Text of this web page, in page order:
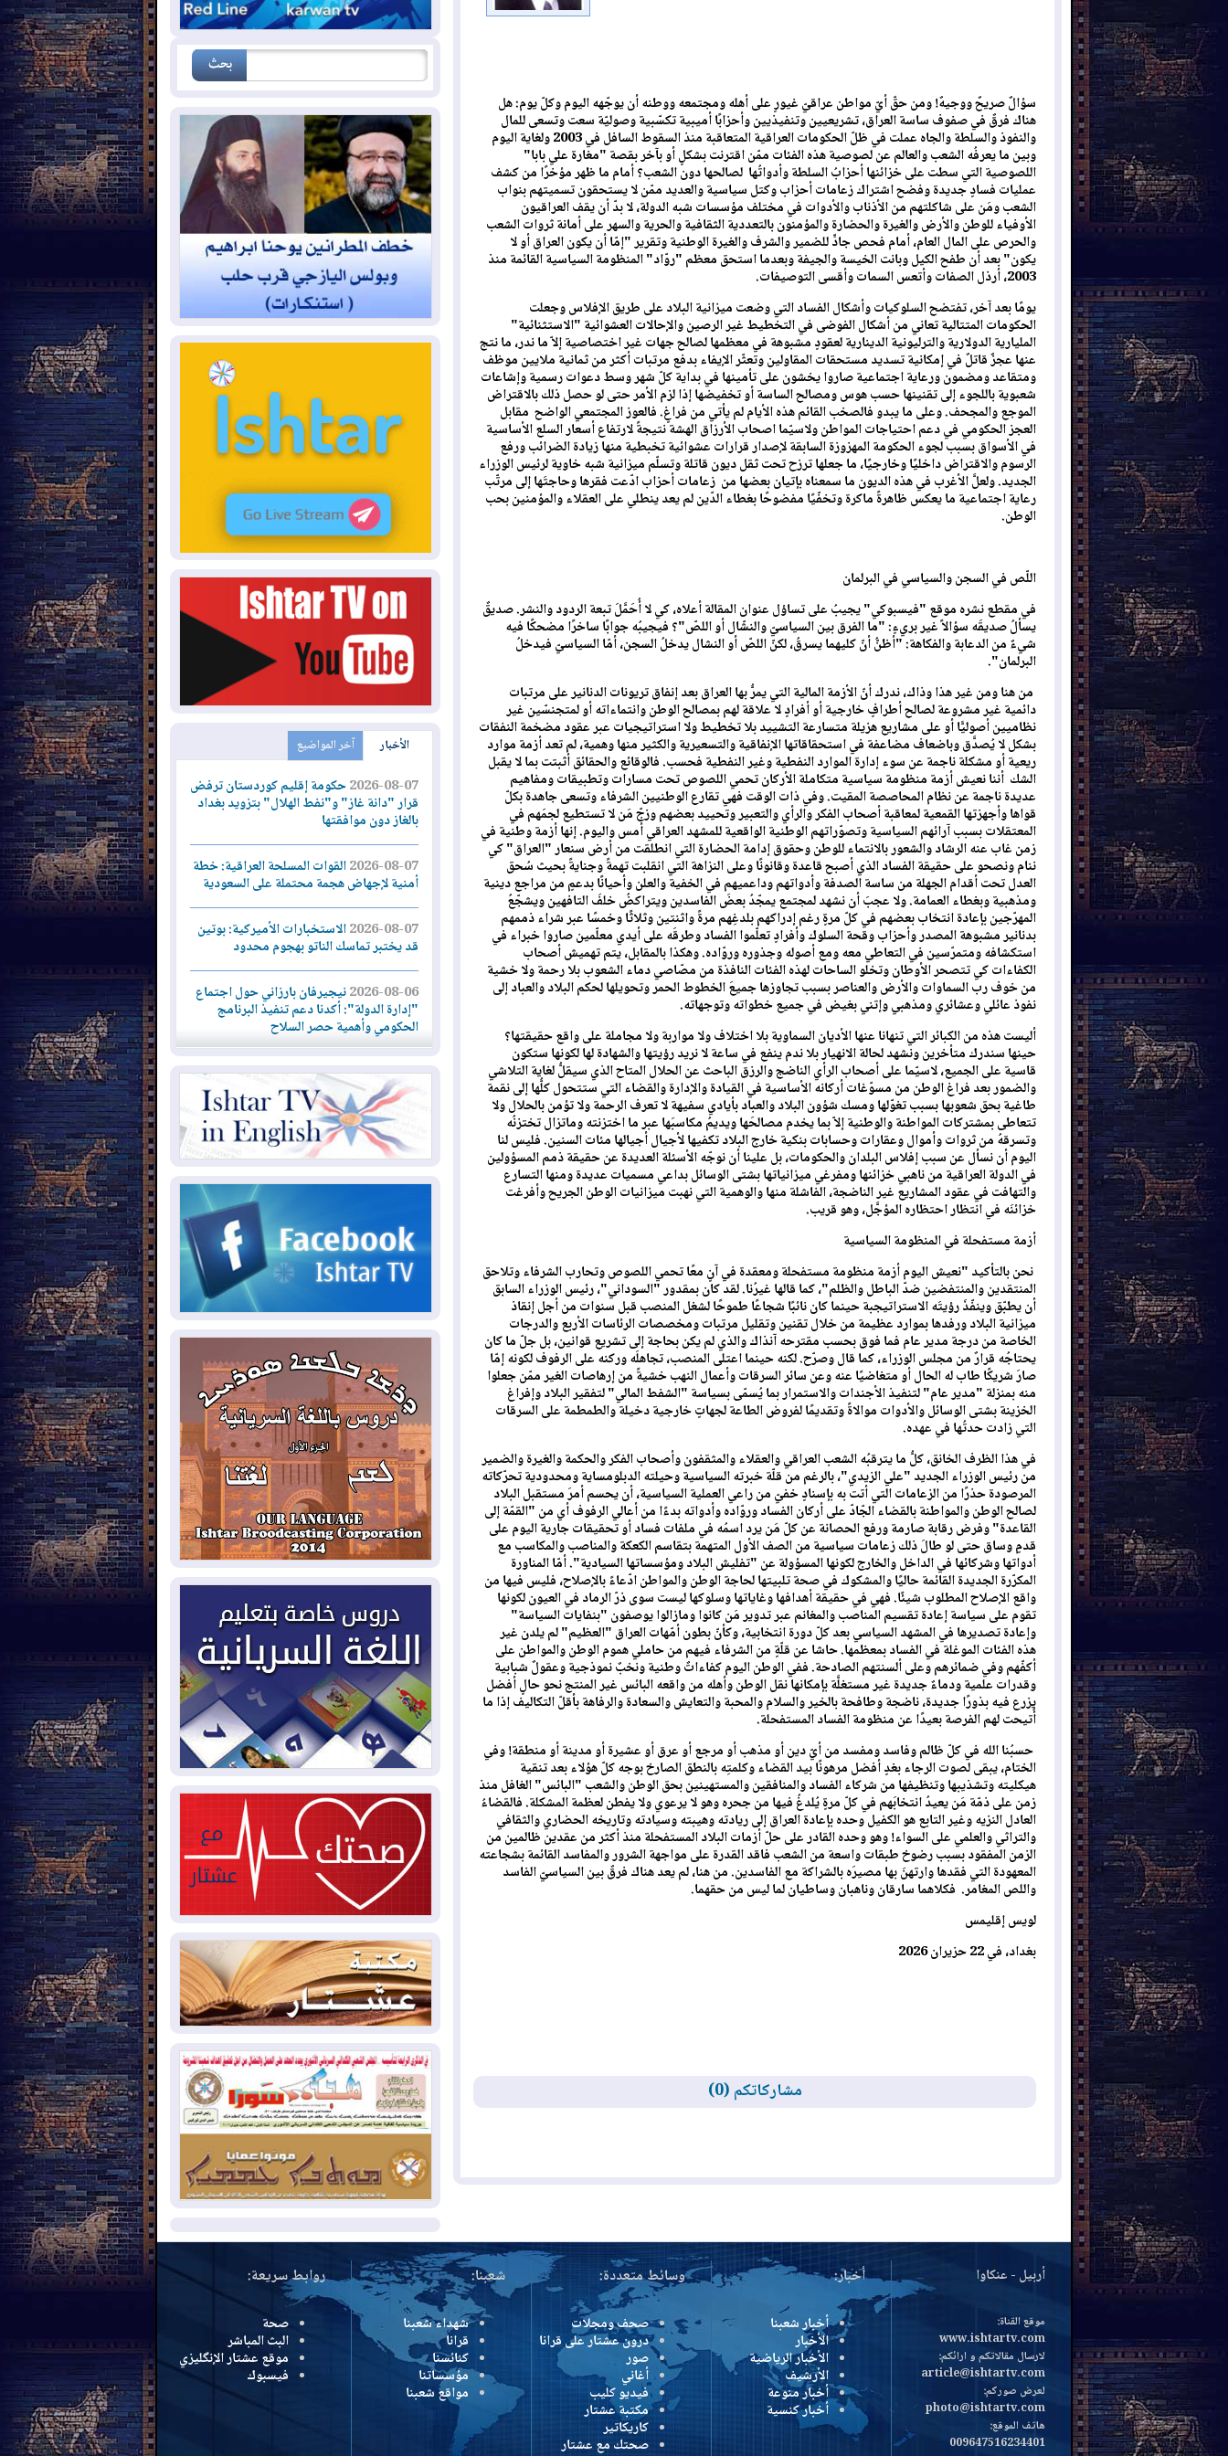
سؤالٌ صريحٌ ووجيهٌ! ومن حقّ أيّ مواطن عراقيّ غيورٍ على أهله ومجتمعه ووطنه أن يوجّهه اليوم وكلّ يوم: هل
هناك فرقٌ في صفوف ساسة العراق، تشريعيين وتنفيذيين وأحزابًا أميبية تكسّبية وصوليّة سعت وتسعى للمال
والنفوذ والسلطة والجاه عملت في ظلّ الحكومات العراقية المتعاقبة منذ السقوط السافل في 2003 ولغاية اليوم
وبين ما يعرفُه الشعب والعالم عن لصوصية هذه الفئات ممّن اقترنت بشكلٍ أو بآخر بقصة "مغارة علي بابا"
اللصوصية التي سطت على خزائنها أحزابُ السلطة وأدواتُها لصالحها دون الشعب؟ أمام ما ظهر مؤخرًا من كشف
عمليات فسادٍ جديدة وفضح اشتراك زعامات أحزاب وكتل سياسية والعديد ممّن لا يستحقون تسميتهم بنواب
الشعب ومَن على شاكلتهم من الأذناب والأدوات في مختلف مؤسسات شبه الدولة، لا بدّ أن يقف العراقيون
الأوفياء للوطن والأرض والغيرة والحضارة والمؤمنون بالتعددية الثقافية والحرية والسهر على أمانة ثروات الشعب
والحرص على المال العام، أمام فحص جادٍّ للضمير والشرف والغيرة الوطنية وتقرير "إمّا أن يكون العراق أو لا
يكون" بعد أن طفح الكيل وبانت الخيسة والجيفة وبعدما استحق معظم "روّاد" المنظومة السياسية القائمة منذ
2003، أرذل الصفات وأتعس السمات وأقسى التوصيفات.
يومًا بعد آخر، تفتضح السلوكيات وأشكال الفساد التي وضعت ميزانية البلاد على طريق الإفلاس وجعلت
الحكومات المتتالية تعاني من أشكال الفوضى في التخطيط غير الرصين والإحالات العشوائية "الاستثنائية"
المليارية الدولارية والترليونية الدينارية لعقودٍ مشبوهة في معظمها لصالح جهات غير اختصاصية إلاّ ما ندر، ما نتج
عنها عجزٌ قاتلٌ في إمكانية تسديد مستحقات المقاولين وتعثّر الإيفاء بدفع مرتبات أكثر من ثمانية ملايين موظف
ومتقاعد ومضمون ورعاية اجتماعية صاروا يخشون على تأمينها في بداية كلّ شهر وسط دعوات رسمية وإشاعات
شعبوية باللجوء إلى تقنينها حسب هوس ومصالح الساسة أو تخفيضها إذا لزم الأمر حتى لو حصل ذلك بالاقتراض
الموجع والمجحف. وعلى ما يبدو فالصخب القائم هذه الأيام لم يأتي من فراغٍ. فالعوز المجتمعي الواضح مقابل
العجز الحكومي في دعم احتياجات المواطن ولاسيّما اصحاب الأرزاق الهشة نتيجةً لارتفاع أسعار السلع الأساسية
في الأسواق بسبب لجوء الحكومة المهزوزة السابقة لإصدار قرارات عشوائية تخبطية منها زيادة الضرائب ورفع
الرسوم والاقتراض داخليًا وخارجيًا، ما جعلها ترزح تحت ثقل ديون قاتلة وتسلّم ميزانية شبه خاوية لرئيس الوزراء
الجديد. ولعلَّ الأغرب في هذه الديون ما سمعناه بإتيان بعضها من زعامات أحزاب ادّعت فقرها وحاجتَها إلى مرتّب
رعاية اجتماعية ما يعكس ظاهرةً ماكرة وتخفّيًا مفضوحًا بغطاء الدّين لم يعد ينطلي على العقلاء والمؤمنين بحب
الوطن.
اللّص في السجن والسياسي في البرلمان
في مقطع نشره موقع "فيسبوكي" يجيبُ على تساؤل عنوان المقالة أعلاه، كي لا أُحَمَّلَ تبعة الردود والنشر. صديقٌ
يسألُ صديقَه سؤالاً غير بريءٍ: "ما الفرق بين السياسيّ والنشّال أو اللصّ"؟ فيجيبُه جوابًا ساخرًا مضحكًا فيه
شيءٌ من الدعابة والفكاهة: "أظنُّ أنّ كليهما يسرقُ، لكنّ اللصّ أو النشال يدخلُ السجن، أمّا السياسيّ فيدخلُ
البرلمان".
من هنا ومن غير هذا وذاك، ندرك أنّ الأزمة المالية التي يمرُّ بها العراق بعد إنفاق تريونات الدنانير على مرتبات
دائمية غير مشروعة لصالح أطرافٍ خارجية أو أفرادٍ لا علاقة لهم بمصالح الوطن وانتماءاته أو لمتجنسّين غير
نظاميين أصوليًّا أو على مشاريع هزيلة متسارعة التشييد بلا تخطيط ولا استراتيجيات عبر عقود مضخمة النفقات
بشكل لا يُصدَّق وباضعاف مضاعفة في استحقاقاتها الإنفاقية والتسعيرية والكثير منها وهمية، لم تعد أزمة موارد
ريعية أو مشكلة ناجمة عن سوء إدارة الموارد النفطية وغير النفطية فحسب. فالوقائع والحقائق أثبتت بما لا يقبل
الشك أننا نعيش أزمة منظومة سياسية متكاملة الأركان تحمي اللصوص تحت مسارات وتطبيقات ومفاهيم
عديدة ناجمة عن نظام المحاصصة المقيت. وفي ذات الوقت فهي تقارع الوطنيين الشرفاء وتسعى جاهدة بكلّ
قواها وأجهزتها القمعية لمعاقبة أصحاب الفكر والرأي والتعبير وتحييد بعضهم وزجّ مَن لا تستطيع لجمَهم في
المعتقلات بسبب آرائهم السياسية وتصوّراتهم الوطنية الواقعية للمشهد العراقي أمس واليوم. إنها أزمة وطنية في
زمن غاب عنه الرشاد والشعور بالانتماء للوطن وحقوق إدامة الحضارة التي انطلقت من أرض سنعار "العراق" كي
ننام ونصحو على حقيقة الفساد الذي أصبح قاعدة وقانونًا وعلى النزاهة التي انقلبت تهمةً وجنايةً بحيث سُحق
العدل تحت أقدام الجهلة من ساسة الصدفة وأدواتهم وداعميهم في الخفية والعلن وأحيانًا بدعمٍ من مراجع دينية
ومذهبية وبغطاء العمامة. ولا عجبَ أن نشهد لمجتمع يمجّدُ بعضَ الفاسدين ويتراكضُ خلفَ التافهين ويشجّعُ
المهرّجين بإعادة انتخاب بعضهم في كلّ مرةٍ رغم إدراكهم بلدغِهم مرةً واثنتين وثلاثًا وخمسًا عبر شراء ذممهم
بدنانير مشبوهة المصدر وأحزاب وقحة السلوك وأفرادٍ تعلّموا الفساد وطرقَه على أيدي معلّمين صاروا خبراء في
استكشافه ومتمرّسين في التعاطي معه ومع أصوله وجذوره وروّاده. وهكذا بالمقابل، يتم تهميش أصحاب
الكفاءات كي تتصحر الأوطان وتخلو الساحات لهذه الفئات النافذة من مصّاصي دماء الشعوب بلا رحمة ولا خشية
من خوف رب السماوات والأرض والعناصر بسبب تجاوزها جميعَ الخطوط الحمر وتحويلها لحكم البلاد والعباد إلى
نفوذ عائلي وعشائري ومذهبي وإتني بغيض في جميع خطواته وتوجهاته.
أليست هذه من الكبائر التي تنهانا عنها الأديان السماوية بلا اختلاف ولا مواربة ولا مجاملة على واقع حقيقتها؟
حينها سندرك متأخرين ونشهد لحالة الانهيار بلا ندم ينفع في ساعة لا نريد رؤيتها والشهادة لها لكونها ستكون
قاسية على الجميع، لاسيّما على أصحاب الرأي الناضج والرزق الباحث عن الحلال المتاح الذي سيقلُّ لغاية التلاشي
والضمور بعد فراغ الوطن من مسوّغات أركانه الأساسية في القيادة والإدارة والقضاء التي ستتحول كلُّها إلى نقمة
طاغية بحق شعوبها بسبب تغوّلها ومسك شؤون البلاد والعباد بأيادي سفيهة لا تعرف الرحمة ولا تؤمن بالحلال ولا
تتعاطى بمشتركات المواطنة والوطنية إلاّ بما يخدم مصالحَها ويديمُ مكاسبَها عبر ما اختزنته وماتزال تختزنُه
وتسرقهُ من ثروات وأموال وعقارات وحسابات بنكية خارج البلاد تكفيها لأجيال أجيالها مئات السنين. فليس لنا
اليوم أن نسأل عن سبب إفلاس البلدان والحكومات، بل علينا أن نوجّه الأسئلة العديدة عن حقيقة ذمم المسؤولين
في الدولة العراقية من ناهبي خزائنها ومفرغي ميزانياتها بشتى الوسائل بداعي مسميات عديدة ومنها التسارع
والتهافت في عقود المشاريع غير الناضجة، الفاشلة منها والوهمية التي نهبت ميزانيات الوطن الجريح وأفرغت
خزائنَه في انتظار احتظاره المؤجَّل، وهو قريب.
أزمة مستفحلة في المنظومة السياسية
نحن بالتأكيد "نعيش اليوم أزمة منظومة مستفحلة ومعقدة في آنٍ معًا تحمي اللصوص وتحارب الشرفاء وتلاحق
المنتقدين والمنتفضين ضدّ الباطل والظلم"، كما قالها غيرُنا. لقد كان بمقدور "السوداني"، رئيس الوزراء السابق
أن يطبّق وينفّذَ رؤيتَه الاستراتيجبة حينما كان نائبًا شجاعًا طموحًا لشغل المنصب قبل سنوات من أجل إنقاذ
ميزانية البلاد ورفدها بموارد عظيمة من خلال تقنين وتقليل مرتبات ومخصصات الرئاسات الأربع والدرجات
الخاصة من درجة مدير عام فما فوق بحسب مقترحه آنذاك والذي لم يكن بحاجة إلى تشريع قوانين، بل جلّ ما كان
يحتاجُه قرارٌ من مجلس الوزراء، كما قال وصرّح. لكنه حينما اعتلى المنصب، تجاهلَه وركنه على الرفوف لكونه إمّا
صارَ شريكًا طاب له الحال أو متغاضيًا عنه وعن سائر السرقات وأعمال النهب خشيةً من إرهاصات الغير ممّن جعلوا
منه بمنزلة "مدير عام" لتنفيذ الأجندات والاستمرار بما يُسمّى بسياسة "الشفط المالي" لتفقير البلاد وإفراغ
الخزينة بشتى الوسائل والأدوات موالاةً وتقديمًا لفروض الطاعة لجهاتٍ خارجية دخيلة والطمطمة على السرقات
التي زادت حدتُها في عهده.
في هذا الظرف الخانق، كلُّ ما يترقبُه الشعب العراقي والعقلاء والمثقفون وأصحاب الفكر والحكمة والغيرة والضمير
من رئيس الوزراء الجديد "علي الزيدي"، بالرغم من قلّة خبرته السياسية وحيلته الدبلومساية ومحدودية تحرّكاته
المرصودة حذرًا من الزعامات التي أتت به بإسنادٍ خفيّ من راعي العملية السياسية، أن يحسم أمرَ مستقبل البلاد
لصالح الوطن والمواطنة بالقضاء الجّادّ على أركان الفساد وروّاده وأدواته بدءًا من أعالي الرفوف أي من "القمّة إلى
القاعدة" وفرض رقابة صارمة ورفع الحصانة عن كلّ مَن يرد اسمُه في ملفات فساد أو تحقيقات جارية اليوم على
قدمٍ وساق حتى لو طالَ ذلك زعامات سياسية من الصف الأول المتهمة بتقاسم الكعكة والمناصب والمكاسب مع
أدواتها وشركائها في الداخل والخارج لكونها المسؤولة عن "تفليش البلاد ومؤسساتها السيادية". أمّا المناورة
المكرّرة الجديدة القائمة حاليًا والمشكوك في صحة تلبيتها لحاجة الوطن والمواطن ادّعاءً بالإصلاح، فليس فيها من
واقع الإصلاح المطلوب شيئًا. فهي في حقيقة أهدافها وغاياتها وسلوكها ليست سوى ذرّ الرماد في العيون لكونها
تقوم على سياسة إعادة تقسيم المناصب والمغانم عبر تدوير مَن كانوا ومازالوا يوصفون "بنفايات السياسة"
وإعادة تصديرها في المشهد السياسي بعد كلّ دورة انتخابية، وكأنّ بطون أمّهات العراق "العظيم" لم يلدن غير
هذه الفئات الموغلة في الفساد بمعظمها. حاشا عن قلّةٍ من الشرفاء فيهم من حاملي هموم الوطن والمواطن على
أكفّهم وفي ضمائرهم وعلى ألسنتهم الصادحة. ففي الوطن اليوم كفاءاتٌ وطنية ونخبٌ نموذجية وعقولٌ شبابية
وقدرات علمية ودماءٌ جديدة غير مستغلَّة بإمكانها نقل الوطن وأهله من واقعه البائس غير المنتج نحو حالٍ أفضل
يزرع فيه بذورًا جديدة، ناضجة وطافحة بالخير والسلام والمحبة والتعايش والسعادة والرفاهة بأقلّ التكاليف إذا ما
أُتيحت لهم الفرصة بعيدًا عن منظومة الفساد المستفحلة.
حسبُنا الله في كلّ ظالم وفاسد ومفسد من أيّ دين أو مذهب أو مرجع أو عرق أو عشيرة أو مدينة أو منطقة! وفي
الختام، يبقى لصوت الرجاء بغدٍ أفضل مرهونًا بيد القضاء وكلمتِه بالنطق الصارخ بوجه كلّ هؤلاء بعد تنقية
هيكليته وتشذيبها وتنظيفها من شركاء الفساد والمنافقين والمستهينين بحق الوطن والشعب "البائس" الغافل منذ
زمن على ذمّة مَن يعيدُ انتخابَهم في كلّ مرةٍ يُلدغُ فيها من جحره وهو لا يرعوي ولا يفطن لعظمة المشكلة. فالقضاءُ
العادل النزيه وغير التابع هو الكفيل وحده بإعادة العراق إلى ريادته وهيبته وسيادته وتاريخه الحضاري والثقافي
والتراثي والعلمي على السواء! وهو وحده القادر على حلّ أزمات البلاد المستفحلة منذ أكثر من عقدين ظالمين من
الزمن المفقود بسبب رضوخ طبقات واسعة من الشعب فاقد القدرة على مواجهة الشرور والمفاسد القائمة بشجاعته
المعهودة التي فقدها وارتهنَ بها مصيرَه بالشراكة مع الفاسدين. من هنا، لم يعد هناك فرقٌ بين السياسيّ الفاسد
واللص المغامر. فكلاهما سارقان وناهبان وساطيان لما ليس من حقهما.
لويس إقليمس
بغداد، في 22 حزيران 2026
مشاركاتكم (0)
الأخبار آخر المواضيع
2026-08-07حكومة إقليم كوردستان ترفض
قرار "دانة غاز" و"نفط الهلال" بتزويد بغداد
بالغاز دون موافقتها
2026-08-07القوات المسلحة العراقية: خطة
أمنية لإجهاض هجمة محتملة على السعودية
2026-08-07الاستخبارات الأميركية: بوتين
قد يختبر تماسك الناتو بهجوم محدود
2026-08-06نيجيرفان بارزاني حول اجتماع
"إدارة الدولة": أكدنا دعم تنفيذ البرنامج
الحكومي وأهمية حصر السلاح
2026-08-06ائتلاف ادارة الدولة: من
يقومون بسلوك يهدد امن البلاد خارجون عن
القانون يجب محاربتهم
2026-08-06بعد هجومين قرب باب المندب..
الأحمر
2026-08-06مئات القاصرين بلا مأوى.. أزمة
سبتة تتصاعد وتضغط على مدريد
لمدة عام.. بدء توريد 100
مليون قدم مكعب يومياً من غاز كورمور في
إقليم كوردستان إلى وزارة الكهرباء العراقية
2026-08-05
15كارثة بيئية ومناخية ترسم
ملامح أخطر التحديات التي تواجه العراق
اليوم
2026-08-05
حرائق فرنسا.. توقيف 402
شخص بينهم 156 قاصرا منذ بداية موسم
الحرائق
2026-08-04سومو: إنتاج النفط في إقليم
كوردستان انخفض إلى أقل من 10%
ملفات حقبة الكاظمي تعود إلى
الواجهة.. أنباء عن مراجعات قضائية
وتحقيقات أوسع في قضايا فساد
2026-08-04بيترو يشكو تزوير الانتخابات
الرئاسية ويحذر من "حرب أهلية" في
كولومبيا
2026-08-03رئيس إقليم كوردستان في
2026-08-03
العراق يؤكد مجدداً التزامه
بمنع الهجمات على الدول المجاورة
2026-08-03
العجز والاقتراض يطوقان
دينار!
2026-08-03كوبا تغرق في الظلام مجددا
وانهيار الشبكة الكهربائية
2026-08-03
أوامر بإجلاء 60 ألف شخص
بسبب الحرائق في ولاية واشنطن
2026-08-02مشروع "حسابي" يُمهل
الموظفين حتى نهاية أغسطس لاستلام
بطاقاتهم المصرفية
2026-08-02دمشق وعمّان تحذران بغداد:
أي هجوم من أراضي العراق سيواجه برد
المزيد
أربيل - عنكاوا
موقع القناة:
www.ishtartv.com
لارسال مقالاتكم و ارائكم:
article@ishtartv.com
لعرض صوركم:
photo@ishtartv.com
هاتف الموقع:
009647516234401
أخبار:
أخبار شعبنا
الأخبار
الأخبار الرياضية
الأرشيف
أخبار منوعة
أخبار كنسية
وسائط متعددة:
صحف ومجلات
درون عشتار على قرانا
صور
أغاني
فيديو كليب
مكتبة عشتار
كاريكاتير
صحتك مع عشتار
شعبنا:
شهداء شعبنا
قرانا
كنائسنا
مؤسساتنا
مواقع شعبنا
روابط سريعة:
صحة
البث المباشر
موقع عشتار الإنگليزي
فيسبوك